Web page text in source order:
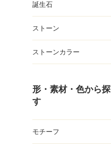
誕生石
ストーン
ストーンカラー
形・素材・色から探
す
モチーフ